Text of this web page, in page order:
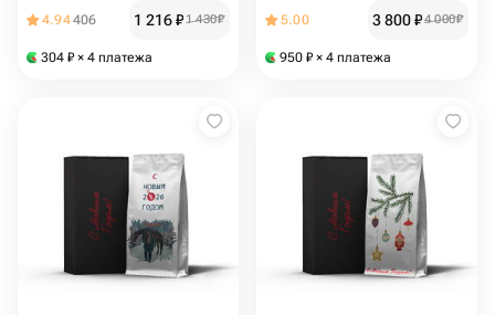
4.94406 1 216₽1 430₽
304 ₽ × 4 платежа
5.00 3 800₽4 000₽
950 ₽ × 4 платежа